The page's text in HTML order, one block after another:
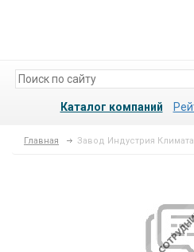
Каталог компаний
Главная Завод Индустрия Климата